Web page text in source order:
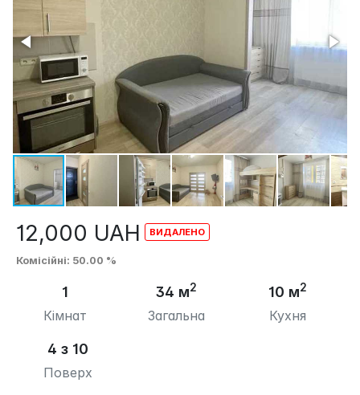
12,000 UAH
Комісійні: 50.00 %
1
Кімнат
34 м2
Загальна
10 м2
Кухня
4 з 10
Поверх